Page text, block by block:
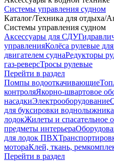
Системы управления судном
Каталог/Техника для отдыха/
Системы управления судном
Аксессуары для СДУ
управленияКолёса рулевые
двигателем суднаРедукторы
газ-реверсТросы рулевые
Перейти в раздел
Помпы водооткачивающие
контроляЯкорно-швартовое
насадкиЭлектрооборудование
для буксировки воднолыжника
лодокЖилеты и спасательное
предметы интерьера
для лодок ПВХ
мотораКлей, ткань,
Перейти в раздел